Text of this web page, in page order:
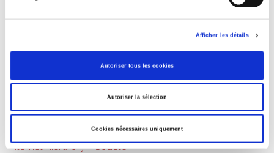
Afficher les détails
Autoriser tous les cookies
Autoriser la sélection
Cookies nécessaires uniquement
Internet Hierarchy>Science politique>Politiques publiques
Internet Hierarchy>Etat - Administration
Internet Hierarchy>Politique
Internet Hierarchy>Science politique
Catégorie (éditeur)
Internet Hierarchy>Société